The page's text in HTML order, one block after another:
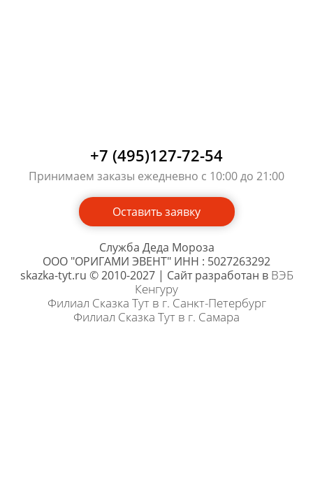
Служба Деда Мороза
ООО "ОРИГАМИ ЭВЕНТ" ИНН : 5027263292
skazka-tyt.ru © 2010-2027 | Сайт разработан в ВЭБ
Кенгуру
Филиал Сказка Тут в г. Санкт-Петербург
Филиал Сказка Тут в г. Самара
+7 (495)127-72-54
Принимаем заказы ежедневно с 10:00 до 21:00
Оставить заявку